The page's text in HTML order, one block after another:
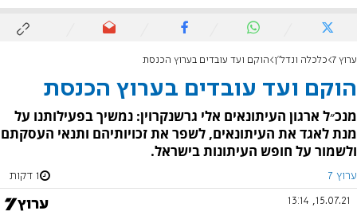
ערוץ 7 כלכלה ונדל"ן הוקם ועד עובדים בערוץ הכנסת
הוקם ועד עובדים בערוץ הכנסת
מנכ״ל ארגון העיתונאים אלי גרשנקרוין: נמשיך בפעילותנו על
מנת לאגד את העיתונאים, לשפר את זכויותיהם ותנאי העסקתם
ולשמור על חופש העיתונות בישראל.
ערוץ 7 1 דקות
15.07.21, 13:14